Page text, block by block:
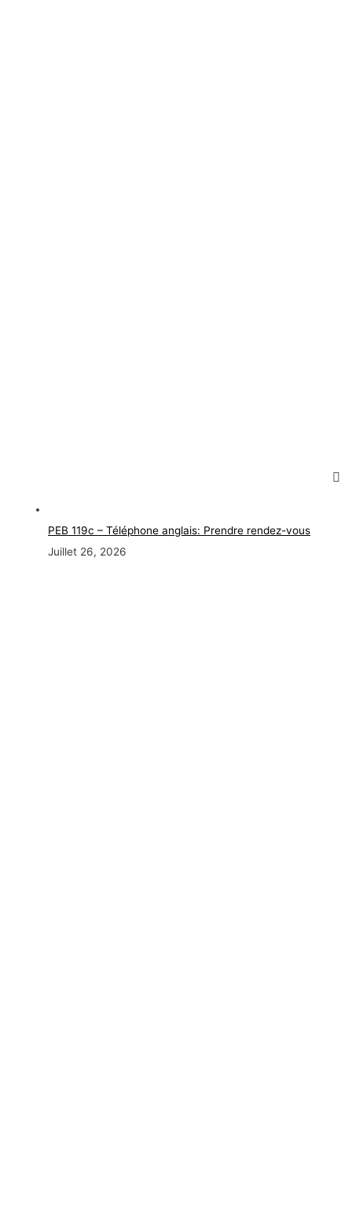
PEB 119c – Téléphone anglais: Prendre rendez-vous
Juillet 26, 2026